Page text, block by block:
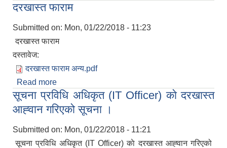
गाउँपालिकाको सूचना ।
दरखास्त फाराम
Submitted on: Mon, 01/22/2018 - 11:23
दरखास्त फाराम
दस्तावेज:
दरखास्त फाराम अन्य.pdf
Read more
सूचना प्रविधि अधिकृत (IT Officer) काे दरखास्त
आह्‍वान गरिएको सूचना ।
Submitted on: Mon, 01/22/2018 - 11:21
सूचना प्रविधि अधिकृत (IT Officer) काे दरखास्त आह्‍वान गरिएको